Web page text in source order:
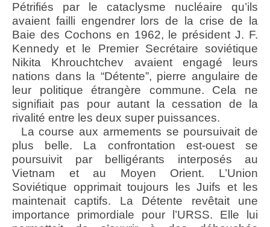
Pétrifiés par le cataclysme nucléaire qu’ils
avaient failli engendrer lors de la crise de la
Baie des Cochons en 1962, le président J. F.
Kennedy et le Premier Secrétaire soviétique
Nikita Khrouchtchev avaient engagé leurs
nations dans la “Détente”, pierre angulaire de
leur politique étrangère commune. Cela ne
signifiait pas pour autant la cessation de la
rivalité entre les deux super puissances.
La course aux armements se poursuivait de
plus belle. La confrontation est-ouest se
poursuivit par belligérants interposés au
Vietnam et au Moyen Orient. L’Union
Soviétique opprimait toujours les Juifs et les
maintenait captifs. La Détente revêtait une
importance primordiale pour l’URSS. Elle lui